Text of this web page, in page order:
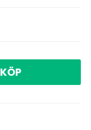
KÖP